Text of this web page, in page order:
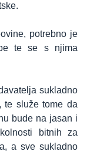
potrebno je
te se s njima
sukladno
te služe tome da
bude na jasan i
bitnih za
a sve sukladno